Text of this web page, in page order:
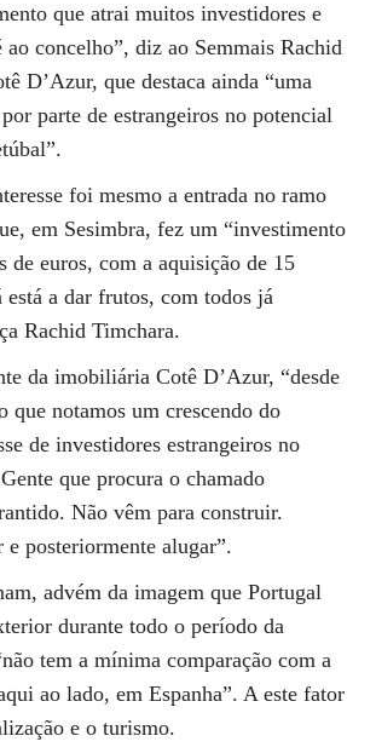
que atrai muitos investidores e
ao concelho”, diz ao Semmais Rachid
D’Azur, que destaca ainda “uma
parte de estrangeiros no potencial
foi mesmo a entrada no ramo
em Sesimbra, fez um “investimento
de euros, com a aquisição de 15
a dar frutos, com todos já
Rachid Timchara.
da imobiliária Cotê D’Azur, “desde
que notamos um crescendo do
de investidores estrangeiros no
que procura o chamado
Não vêm para construir.
posteriormente alugar”.
advém da imagem que Portugal
durante todo o período da
tem a mínima comparação com a
ao lado, em Espanha”. A este fator
e o turismo.